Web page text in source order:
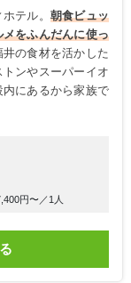
テル。 朝食ビュッ
をふんだんに使っ
井の食材を活かした
ンやスーパーイオ
にあるから家族で
円〜／1人